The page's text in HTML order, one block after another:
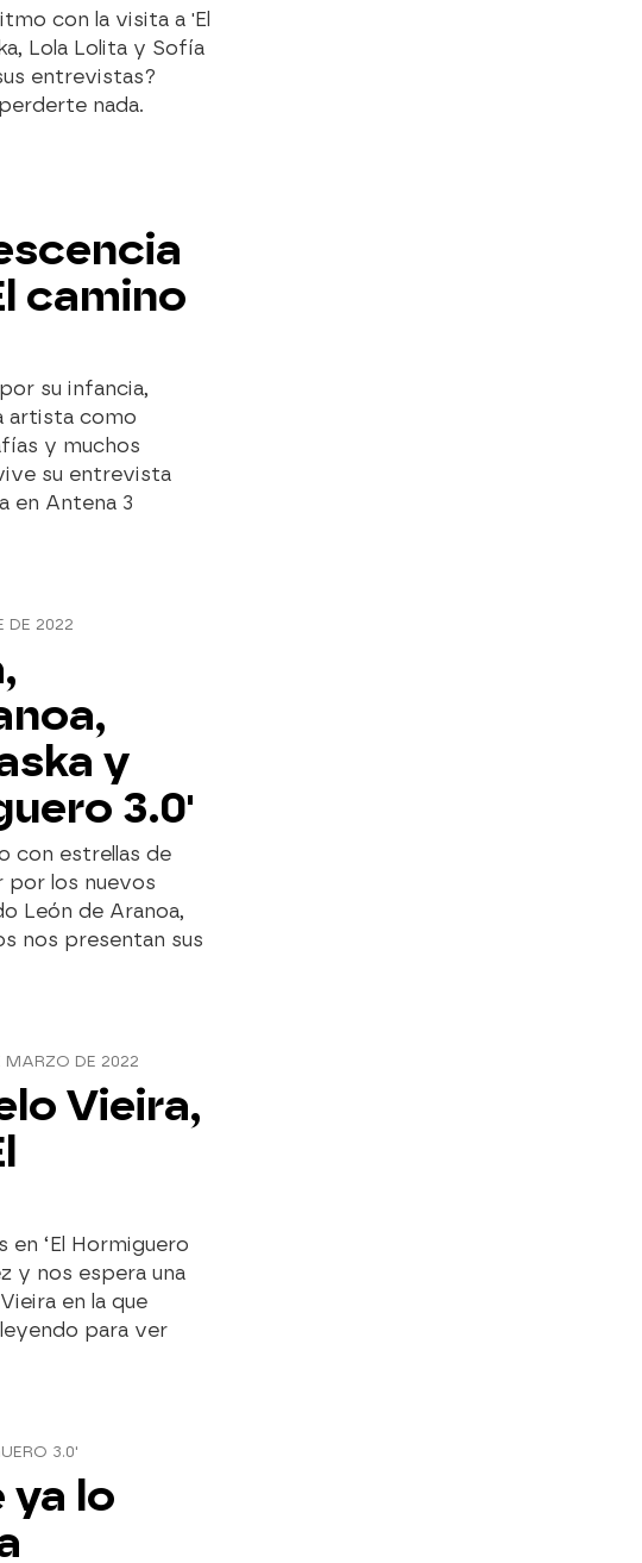
con la visita a 'El
Lola Lolita y Sofía
entrevistas?
nada.
camino
su infancia,
artista como
y muchos
su entrevista
en Antena 3
DE 2022
y
3.0'
con estrellas de
por los nuevos
León de Aranoa,
nos presentan sus
MARZO DE 2022
Vieira,
‘El Hormiguero
y nos espera una
en la que
para ver
3.0'
ya lo